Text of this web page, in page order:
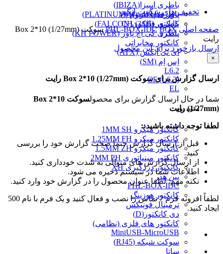
پاور قفل دار (VH)
کانکتور (3/96) CH
پینگرد
کانکتور مخابراتی
ای تی ایکس (ATX)
اِس اِم (SM)
L6.2
CF (L6.3)
EL
ستون دوم
کانکتور میکرو 1MM SH
کانکتور میکرو 1.25MM FH
کانکتور میکرو 1.5MM ZH
کانکتور مینیاتوری 2MM PH
کانکتور دزدگیری XH
پین هدر
PHL-BOX-IDC
کانکتور هوزینگ
ترمینال فونیکس
دی کانکتور(D)
کانکتور های فلزی (نظامی)
MiniUSB-MicroUSB
سوکت شبکه (RJ45)
ساتا
باطری ایبیزا(IBIZA)
باطری پلاتینیوم (PLATINUM)
باطری فالکون(FALCON)
باطری کی اچ پاور (KH POWER)
تخفیف های شگفت انگیز
صفحه اصلی PHL-BOX-IDC BOX
سوکت Box 2*10 (1/27mm)
رایت
ارسال بازخورد برای این محصول
×
ارسال گزارش برای سوکت Box 2*10 (1/27mm) رایت
شما در حال ارسال گزارش برای محصول
سوکت Box 2*10
(1/27mm) رایت
لطفا توجه داشته باشید::
قبل از ارسال گزارش حتما صحت گزارش خود را بررسی
کنید.
از ارسال گزارش های متوالی به شدت خودداری کنید.
اطلاعات شما در سیستم ذخیره می شود.
نکته مهم: لطفا عنوان محصول را در گزارش خود وارد کنید.
لطفاً افزونه فرم 7 تماس را نصب و فعال کنید و یک فرم با نام 500
ایجاد کنید.